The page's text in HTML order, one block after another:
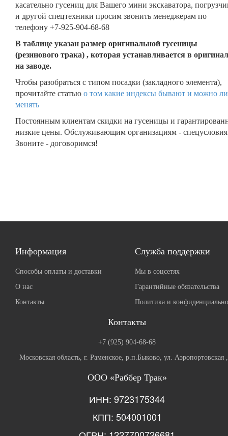
касательно гусениц для Вашего мини экскаватора,
и другой спецтехники просим звонить менеджерам по
телефону +7-925-904-68-68
В таблице указан размер оригинальной гусеницы
(резинового трака) , которая устанавливается в
на заводе.
Чтобы разобраться с типом посадки (закладного элемента),
прочитайте статью о том какие индексы бывают и можно
менять
Постоянным клиентам скидки на гусеницы и
низкие цены. Обслуживающим организациям -
Звоните - договоримся!
Информация
Способы оплаты и доставки
О нас
Контакты
Служба поддержки
Мы в соцсетях
Гарантийные обязательства
Политика и
Контакты
+7 (925) 904-68-68
Московская область, г. Раменское, р.п.Быково, ул. Аэропортовская
ООО «Раббер Трак»
ИНН: 9723175344
КПП: 504001001